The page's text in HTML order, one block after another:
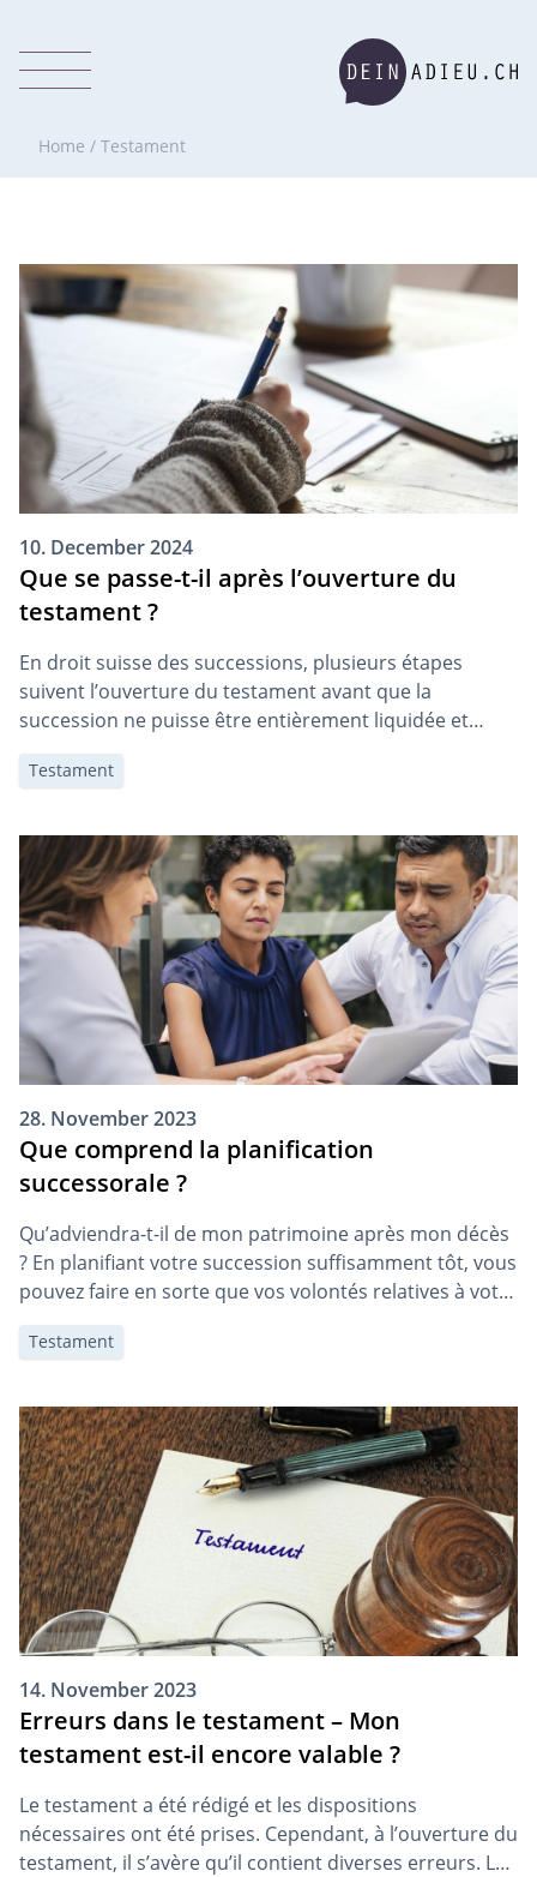
Home / Testament
10. December 2024
Que se passe-t-il après l’ouverture du
testament ?
En droit suisse des successions, plusieurs étapes
suivent l’ouverture du testament avant que la
succession ne puisse être entièrement liquidée et
partagée. Dans certains cas, cette procédure peut être
longue et coûteuse. Cet article a pour but de vous
l’ouverture d’un testament. Qu’est-ce que l’ouverture
d’un testament […]
Testament
28. November 2023
Que comprend la planification
successorale ?
Qu’adviendra-t-il de mon patrimoine après mon décès
? En planifiant votre succession suffisamment tôt, vous
pouvez faire en sorte que vos volontés relatives à votre
succession soient respectées et que vos survivants
soient déchargés de certaines tâches.
Testament
14. November 2023
Erreurs dans le testament – Mon
testament est-il encore valable ?
Le testament a été rédigé et les dispositions
nécessaires ont été prises. Cependant, à l’ouverture du
testament, il s’avère qu’il contient diverses erreurs. Le